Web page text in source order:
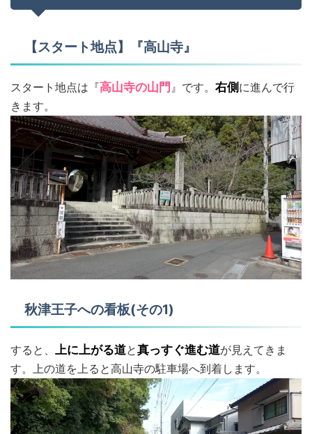
【スタート地点】『高山寺』
スタート地点は『高山寺の山門 』です。 右側に進んで行
きます。
秋津王子への看板(その1)
すると、 上に上がる道と真っすぐ進む道が見えてきま
す。上の道を上ると高山寺の駐車場へ到着します。